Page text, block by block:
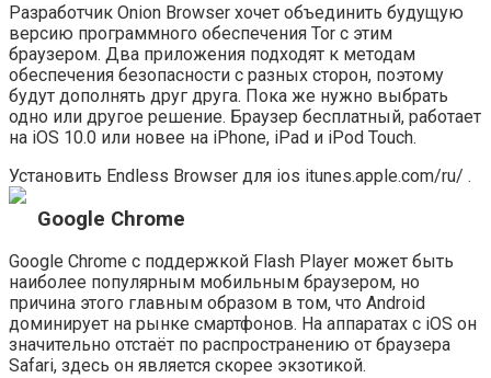
Разработчик Onion Browser хочет объединить будущую
версию программного обеспечения Tor с этим
браузером. Два приложения подходят к методам
обеспечения безопасности с разных сторон, поэтому
будут дополнять друг друга. Пока же нужно выбрать
одно или другое решение. Браузер бесплатный, работает
на iOS 10.0 или новее на iPhone, iPad и iPod Touch.
Установить Endless Browser для ios itunes.apple.com/ru/ .
Google Chrome
Google Chrome с поддержкой Flash Player может быть
наиболее популярным мобильным браузером, но
причина этого главным образом в том, что Android
доминирует на рынке смартфонов. На аппаратах с iOS он
значительно отстаёт по распространению от браузера
Safari, здесь он является скорее экзотикой.